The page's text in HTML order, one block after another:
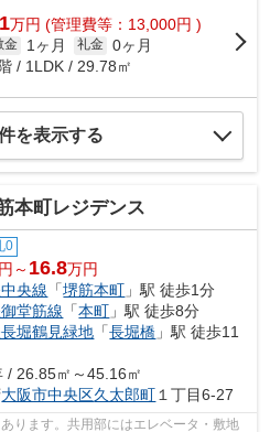
万円 (管理費等：13,000円 )
金 1ヶ月 礼金 0ヶ月
/ 1LDK / 29.78㎡
を表示する
本町レジデンス
0
～ 16.8万円
央線 「堺筋本町 」駅 徒歩1分
堂筋線 「本町 」駅 徒歩8分
堀鶴見緑地 「長堀橋 」駅 徒歩11
/ 26.85㎡～45.16㎡
大阪市中央区久太郎町１丁目6-27
ります。共用部にはエレベータ・敷地